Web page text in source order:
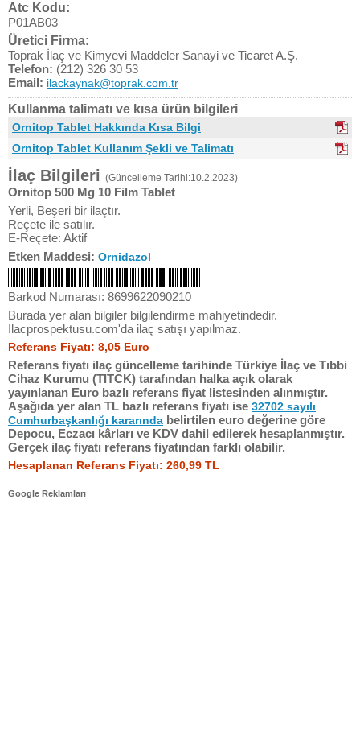
Atc Kodu:
P01AB03
Üretici Firma:
Toprak İlaç ve Kimyevi Maddeler Sanayi ve Ticaret A.Ş.
Telefon: (212) 326 30 53
Email: ilackaynak@toprak.com.tr
Kullanma talimatı ve kısa ürün bilgileri
Ornitop Tablet Hakkında Kısa Bilgi
Ornitop Tablet Kullanım Şekli ve Talimatı
İlaç Bilgileri (Güncelleme Tarihi:10.2.2023)
Ornitop 500 Mg 10 Film Tablet
Yerli, Beşeri bir ilaçtır.
Reçete ile satılır.
E-Reçete: Aktif
Etken Maddesi: Ornidazol
Barkod Numarası: 8699622090210
Burada yer alan bilgiler bilgilendirme mahiyetindedir.
Ilacprospektusu.com'da ilaç satışı yapılmaz.
Referans Fiyatı: 8,05 Euro
Referans fiyatı ilaç güncelleme tarihinde Türkiye İlaç ve Tıbbi
Cihaz Kurumu (TITCK) tarafından halka açık olarak
yayınlanan Euro bazlı referans fiyat listesinden alınmıştır.
Aşağıda yer alan TL bazlı referans fiyatı ise 32702 sayılı
Cumhurbaşkanlığı kararında belirtilen euro değerine göre
Depocu, Eczacı kârları ve KDV dahil edilerek hesaplanmıştır.
Gerçek ilaç fiyatı referans fiyatından farklı olabilir.
Hesaplanan Referans Fiyatı: 260,99 TL
Google Reklamları